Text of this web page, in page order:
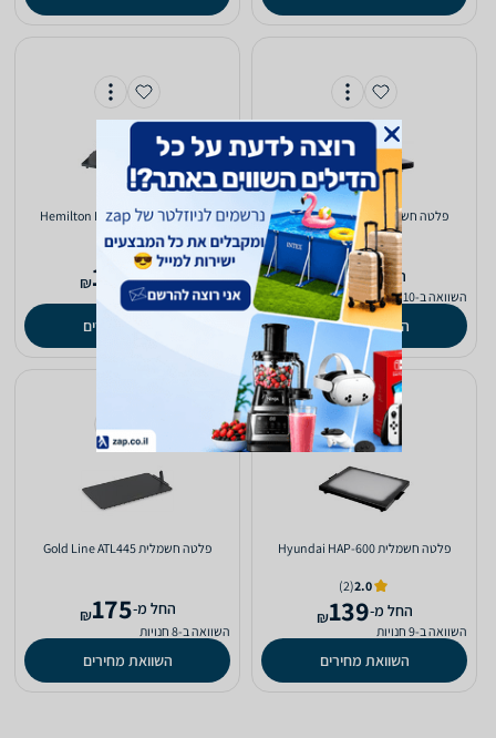
פלטה חשמלית Gold Line ATL250
‫החל מ-69
₪
השוואה ב-10 חנויות
השוואת מחירים
פלטה חשמלית Hemilton HEM270
‫החל מ-132
₪
השוואה ב-10 חנויות
השוואת מחירים
פלטה חשמלית Hyundai HAP-600
2.0
(2)
‫החל מ-139
₪
השוואה ב-9 חנויות
השוואת מחירים
פלטה חשמלית Gold Line ATL445
‫החל מ-175
₪
השוואה ב-8 חנויות
השוואת מחירים